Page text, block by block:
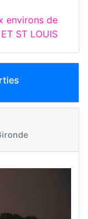
environs de
ST LOUIS